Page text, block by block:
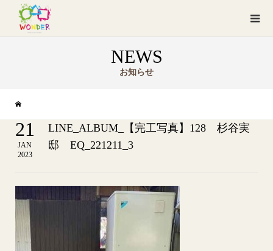
NEWS
お知らせ
21
JAN
2023
LINE_ALBUM_【完工写真】128 杉谷実
邸 EQ_221211_3